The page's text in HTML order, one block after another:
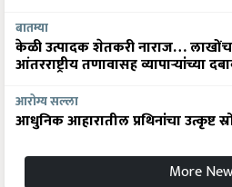
बातम्या
केळी उत्पादक शेतकरी नाराज…
आंतरराष्ट्रीय तणावासह व्यापाऱ्यांच्या
आरोग्य सल्ला
आधुनिक आहारातील प्रथिनांचा उत्कृष्ट
More